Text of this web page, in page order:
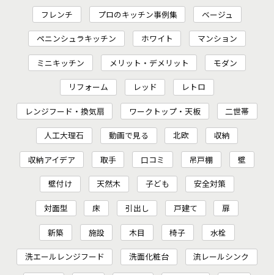
フレンチ プロのキッチン事例集 ベージュ
ペニンシュラキッチン ホワイト マンション
ミニキッチン メリット・デメリット モダン
リフォーム レッド レトロ
レンジフード・換気扇 ワークトップ・天板 二世帯
人工大理石 動画で見る 北欧 収納
収納アイデア 取手 口コミ 吊戸棚 壁
壁付け 天然木 子ども 安全対策
対面型 床 引出し 戸建て 扉
新築 施設 木目 椅子 水栓
洗エールレンジフード 洗面化粧台 流レールシンク